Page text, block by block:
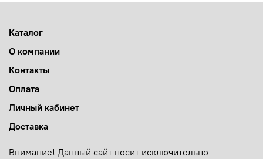
Каталог
О компании
Контакты
Оплата
Личный кабинет
Доставка
Внимание! Данный сайт носит исключительно